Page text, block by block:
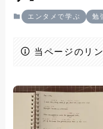
エンタメで学ぶ 勉
当ページのリ